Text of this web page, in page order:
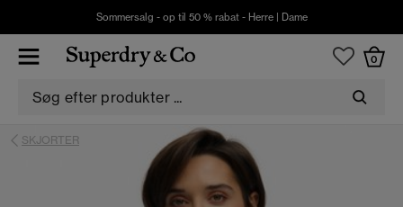
Sommersalg - op til 50 % rabat - Herre| Dame
0
SKJORTER